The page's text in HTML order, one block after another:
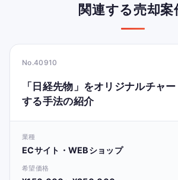
関連する売却案
No.40910
「日経先物」をオリジナルチャ
する手法の紹介
業種
ECサイト・WEBショップ
希望価格